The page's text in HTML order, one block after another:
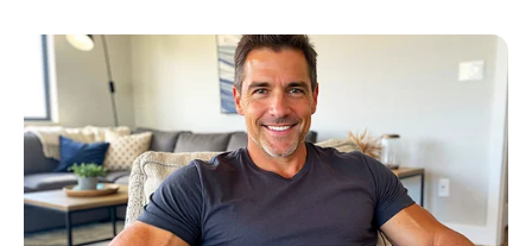
19:59 / 06 Avqust 2026 CƏMİYYƏT